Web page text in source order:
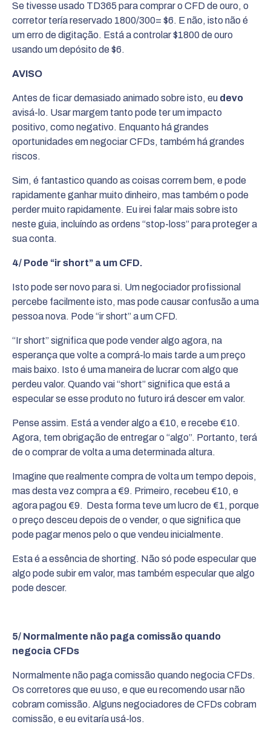
Se tivesse usado TD365 para comprar o CFD de ouro, o
corretor tería reservado 1800/300= $6. E não, isto não é
um erro de digitação. Está a controlar $1800 de ouro
usando um depósito de $6.
AVISO
Antes de ficar demasiado animado sobre isto, eu devo
avisá-lo. Usar margem tanto pode ter um impacto
positivo, como negativo. Enquanto há grandes
oportunidades em negociar CFDs, também há grandes
riscos.
Sim, é fantastico quando as coisas correm bem, e pode
rapidamente ganhar muito dinheiro, mas também o pode
perder muito rapidamente. Eu irei falar mais sobre isto
neste guia, incluíndo as ordens “stop-loss” para proteger a
sua conta.
4/ Pode “ir short” a um CFD.
Isto pode ser novo para si. Um negociador profissional
percebe facilmente isto, mas pode causar confusão a uma
pessoa nova. Pode “ir short” a um CFD.
“Ir short” significa que pode vender algo agora, na
esperança que volte a comprá-lo mais tarde a um preço
mais baixo. Isto é uma maneira de lucrar com algo que
perdeu valor. Quando vai “short” significa que está a
especular se esse produto no futuro irá descer em valor.
Pense assim. Está a vender algo a €10, e recebe €10.
Agora, tem obrigação de entregar o “algo”. Portanto, terá
de o comprar de volta a uma determinada altura.
Imagine que realmente compra de volta um tempo depois,
mas desta vez compra a €9. Primeiro, recebeu €10, e
agora pagou €9. Desta forma teve um lucro de €1, porque
o preço desceu depois de o vender, o que significa que
pode pagar menos pelo o que vendeu inicialmente.
Esta é a essência de shorting. Não só pode especular que
algo pode subir em valor, mas também especular que algo
pode descer.
5/ Normalmente não paga comissão quando
negocia CFDs
Normalmente não paga comissão quando negocia CFDs.
Os corretores que eu uso, e que eu recomendo usar não
cobram comissão. Alguns negociadores de CFDs cobram
comissão, e eu evitaría usá-los.